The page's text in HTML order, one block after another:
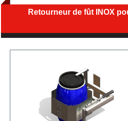
Retourneur de fût INOX